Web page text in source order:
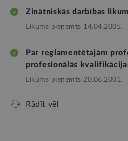
Zinātniskās darbības
Likums pieņemts 14.04.2005.
Par reglamentētajām
profesionālās
Likums pieņemts 20.06.2001.
Rādīt vēl